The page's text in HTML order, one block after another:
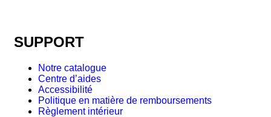
SUPPORT
Notre catalogue
Centre d’aides
Accessibilité
Politique en matière de remboursements
Règlement intérieur